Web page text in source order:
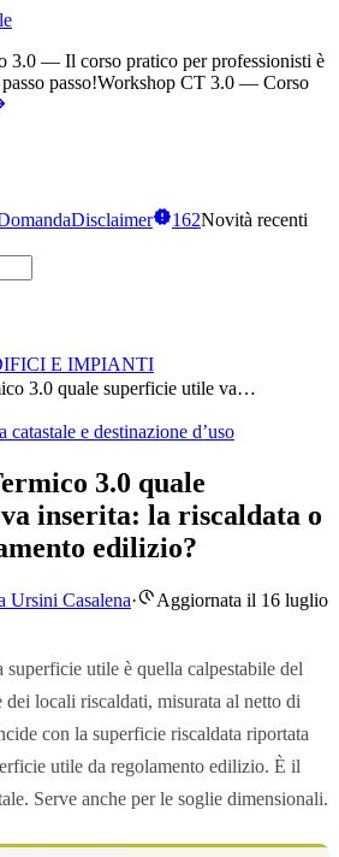
3.0 — Il corso pratico per professionisti è
passo!Workshop CT 3.0 — Corso
Disclaimer 162Novità recenti
E IMPIANTI
3.0 quale superficie utile va…
catastale e destinazione d’uso
3.0 quale
inserita: la riscaldata o
edilizio?
Ursini Casalena·
Aggiornata il 16 luglio
utile è quella calpestabile del
locali riscaldati, misurata al netto di
con la superficie riscaldata riportata
utile da regolamento edilizio. È il
Serve anche per le soglie dimensionali.